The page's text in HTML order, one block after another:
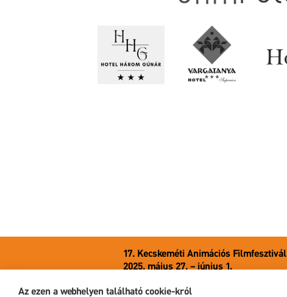
Az ezen a webhelyen található cookie-król
17. Kecskeméti Animációs Filmfesztivál
2025. május 27. – június 1.
6000 Kecskemét, Liszt Ferenc u. 21.